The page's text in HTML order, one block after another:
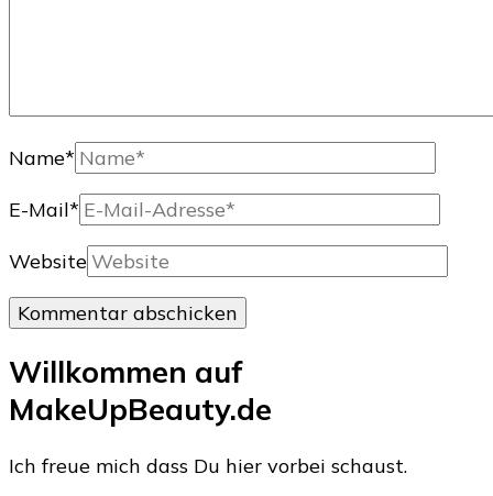
Name*
E-Mail*
Website
Willkommen auf
MakeUpBeauty.de
Ich freue mich dass Du hier vorbei schaust.